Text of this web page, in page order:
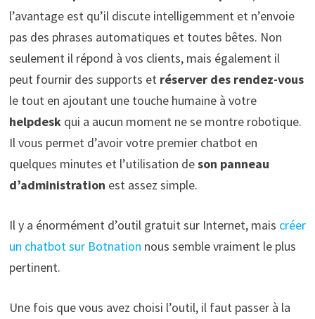
l’avantage est qu’il discute intelligemment et n’envoie
pas des phrases automatiques et toutes bêtes. Non
seulement il répond à vos clients, mais également il
peut fournir des supports et réserver des rendez-vous
le tout en ajoutant une touche humaine à votre
helpdeskqui a aucun moment ne se montre robotique.
Il vous permet d’avoir votre premier chatbot en
quelques minutes et l’utilisation deson panneau
d’administration est assez simple.
Il y a énormément d’outil gratuit sur Internet, mais créer
un chatbot sur Botnation nous semble vraiment le plus
pertinent.
Une fois que vous avez choisi l’outil, il faut passer à la